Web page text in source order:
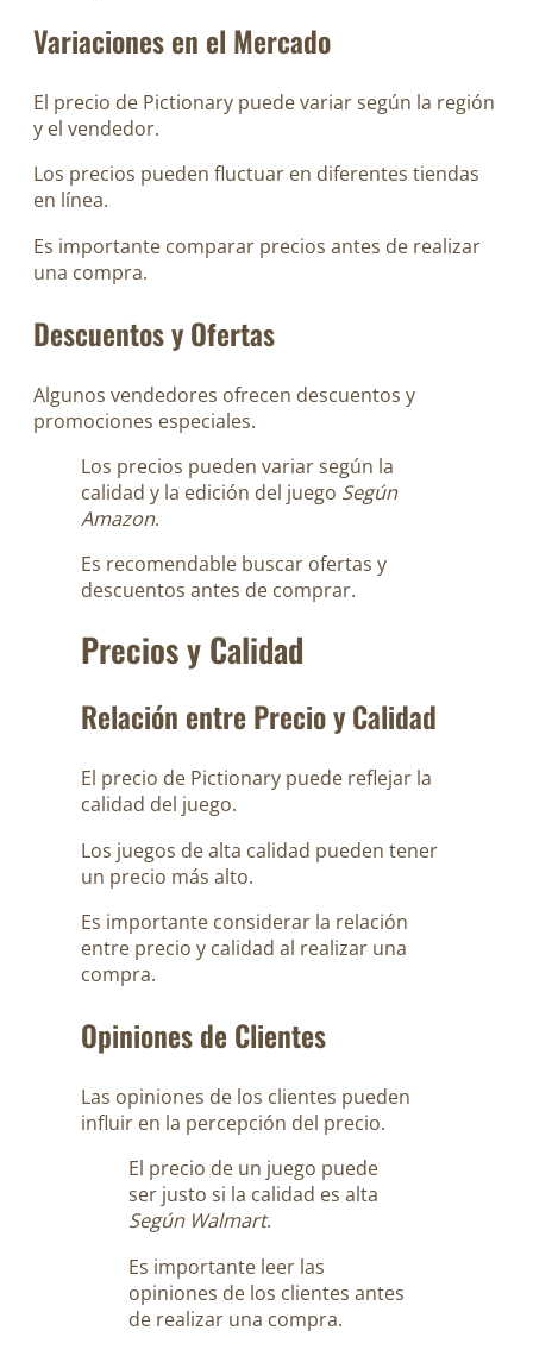
Variaciones en el Mercado
El precio de Pictionary puede variar según la región
y el vendedor.
Los precios pueden fluctuar en diferentes tiendas
en línea.
Es importante comparar precios antes de realizar
una compra.
Descuentos y Ofertas
Algunos vendedores ofrecen descuentos y
promociones especiales.
Los precios pueden variar según la
calidad y la edición del juego Según
Amazon.
Es recomendable buscar ofertas y
descuentos antes de comprar.
Precios y Calidad
Relación entre Precio y Calidad
El precio de Pictionary puede reflejar la
calidad del juego.
Los juegos de alta calidad pueden tener
un precio más alto.
Es importante considerar la relación
entre precio y calidad al realizar una
compra.
Opiniones de Clientes
Las opiniones de los clientes pueden
influir en la percepción del precio.
El precio de un juego puede
ser justo si la calidad es alta
Según Walmart.
Es importante leer las
opiniones de los clientes antes
de realizar una compra.